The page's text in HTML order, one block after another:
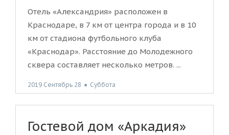
Отель «Александрия» расположен в
Краснодаре, в 7 км от центра города и в 10
км от стадиона футбольного клуба
«Краснодар». Расстояние до Молодежного
сквера составляет несколько метров. ...
2019 Сентябрь 28 ● Суббота
Гостевой дом «Аркадия»